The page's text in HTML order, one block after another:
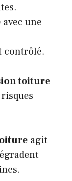
avec une
contrôlé.
toiture
agit